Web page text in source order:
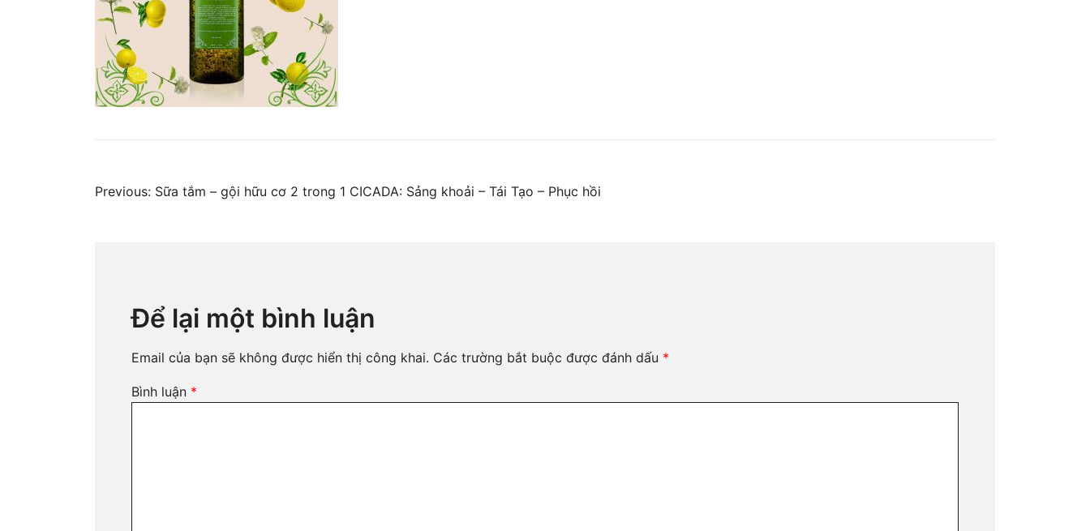
Điều
bài
viết
Previous: Sữa tắm – gội hữu cơ 2 trong 1 CICADA: Sảng khoải – Tái Tạo – Phục hồi
Để lại một bình luận
Email của bạn sẽ không được hiển thị công khai. Các trường bắt buộc được đánh dấu *
Bình luận *